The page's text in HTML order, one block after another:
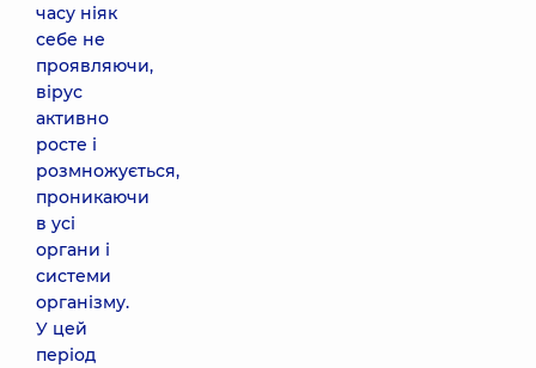
часу ніяк
себе не
проявляючи,
вірус
активно
росте і
розмножується,
проникаючи
в усі
органи і
системи
організму.
У цей
період